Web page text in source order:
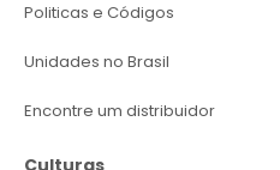
Politicas e Códigos
Unidades no Brasil
Encontre um distribuidor